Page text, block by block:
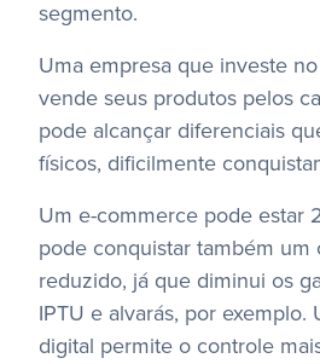
segmento.
Uma empresa que investe
vende seus produtos pelos
pode alcançar diferenciais
físicos, dificilmente
Um e-commerce pode estar
pode conquistar também um
reduzido, já que diminui os
IPTU e alvarás, por exemplo.
digital permite o controle